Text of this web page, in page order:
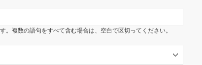
。複数の語句をすべて含む場合は、空白で区切ってください。